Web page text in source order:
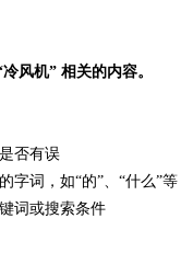
冷风机” 相关的内容。
否有误
字词，如“的”、“什么”等
词或搜索条件